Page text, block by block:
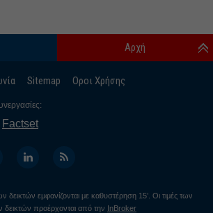
Sitemap Οροι Χρήσης
Αρχή
Factset
δεικτών εμφανίζονται με καθυστέρηση 15’. Οι τιμές των
προέρχονται από την InBroker